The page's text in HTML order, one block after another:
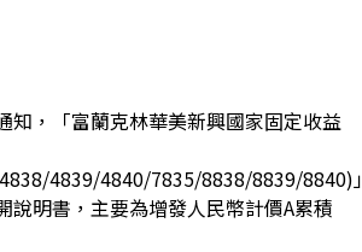
知，「富蘭克林華美新興國家固定收益
4839/4840/7835/8838/8839/8840)
說明書，主要為增發人民幣計價A累積